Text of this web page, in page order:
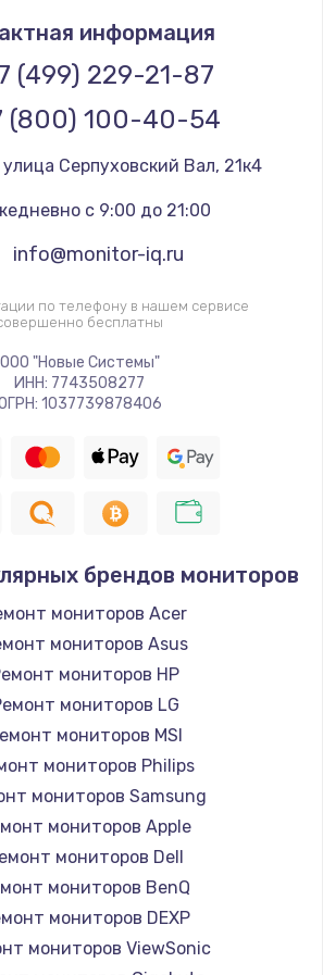
информация
(499) 229-21-87
(800) 100-40-54
улица Серпуховский Вал, 21к4
с 9:00 до 21:00
info@monitor-iq.ru
по телефону в нашем сервисе
бесплатны
ООО "Новые Системы"
ИНН: 7743508277
1037739878406
брендов мониторов
мониторов Acer
мониторов Asus
мониторов HP
мониторов LG
мониторов MSI
мониторов Philips
мониторов Samsung
мониторов Apple
мониторов Dell
мониторов BenQ
мониторов DEXP
мониторов ViewSonic